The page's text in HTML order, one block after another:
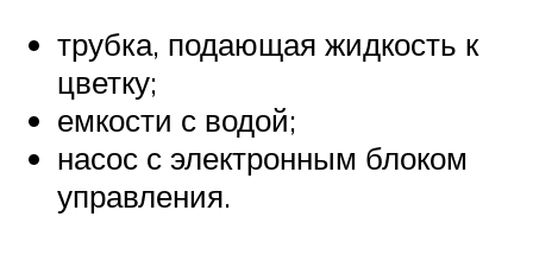
трубка, подающая жидкость к
цветку;
емкости с водой;
насос с электронным блоком
управления.